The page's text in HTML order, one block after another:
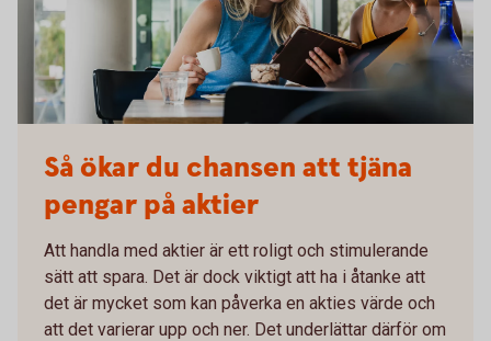
Så ökar du chansen att tjäna
pengar på aktier
Att handla med aktier är ett roligt och stimulerande
sätt att spara. Det är dock viktigt att ha i åtanke att
det är mycket som kan påverka en akties värde och
att det varierar upp och ner. Det underlättar därför om